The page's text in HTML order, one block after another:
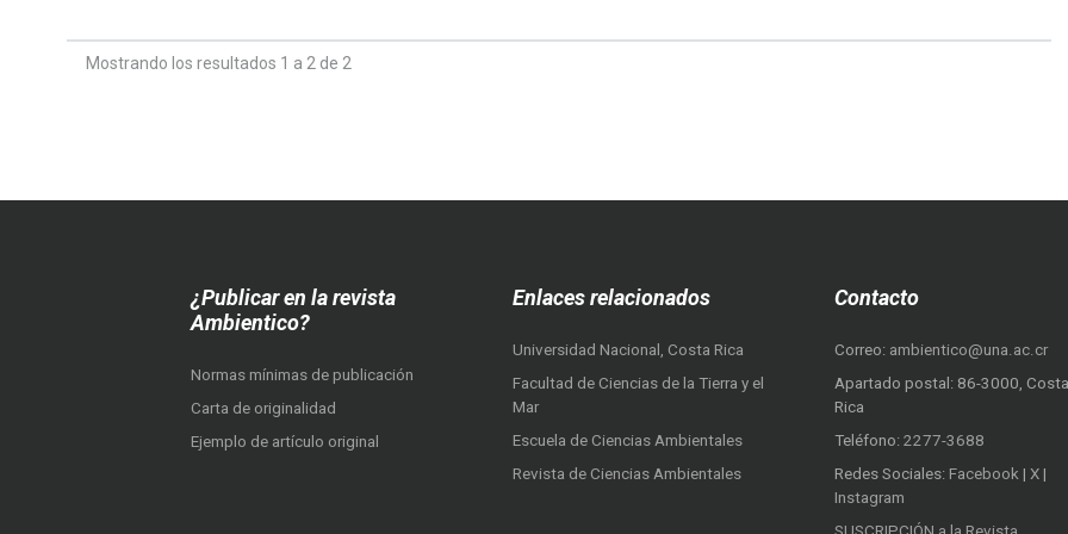
Mostrando los resultados 1 a 2 de 2
¿Publicar en la revista
Ambientico?
Normas mínimas de publicación
Carta de originalidad
Ejemplo de artículo original
Enlaces relacionados
Universidad Nacional, Costa Rica
Facultad de Ciencias de la Tierra y el
Mar
Escuela de Ciencias Ambientales
Revista de Ciencias Ambientales
Contacto
Correo: ambientico@una.ac.cr
Apartado postal: 86-3000, Costa
Rica
Teléfono: 2277-3688
Redes Sociales: Facebook | X |
Instagram